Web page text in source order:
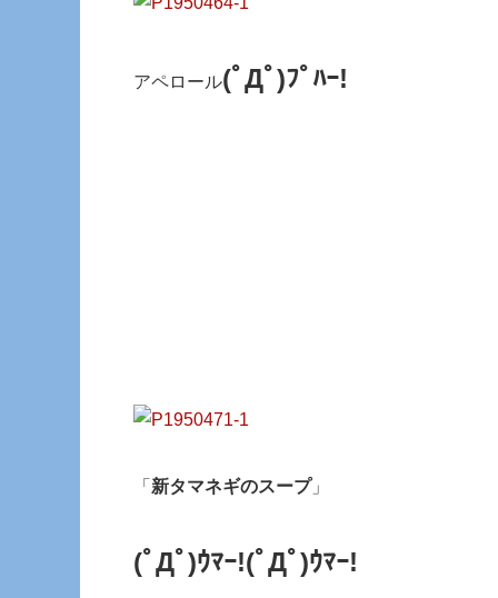
アペロール(ﾟДﾟ)ﾌﾟﾊｰ!
「 新タマネギのスープ」
(ﾟДﾟ)ｳﾏｰ!(ﾟДﾟ)ｳﾏｰ!